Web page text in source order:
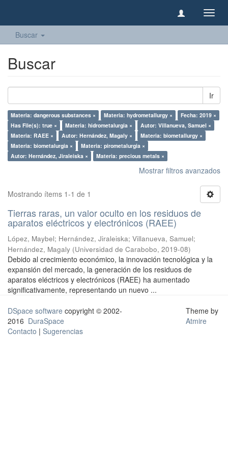
Buscar
Buscar
Ir
Materia: dangerous substances × Materia: hydrometallurgy ×
Fecha: 2019 ×
Has File(s): true ×
Materia: hidrometalurgia ×
Autor: Villanueva, Samuel ×
Materia: RAEE ×
Autor: Hernández, Magaly ×
Materia: biometallurgy ×
Materia: biometalurgia ×
Materia: pirometalurgia ×
Autor: Hernández, Jiraleiska ×
Materia: precious metals ×
Mostrar filtros avanzados
Mostrando ítems 1-1 de 1
Tierras raras, un valor oculto en los residuos de
aparatos eléctricos y electrónicos (RAEE)
López, Maybel; Hernández, Jiraleiska; Villanueva, Samuel;
Hernández, Magaly (Universidad de Carabobo, 2019-08)
Debido al crecimiento económico, la innovación tecnológica y la
expansión del mercado, la generación de los residuos de
aparatos eléctricos y electrónicos (RAEE) ha aumentado
significativamente, representando un nuevo ...
DSpace software copyright © 2002-
2016 DuraSpace
Contacto | Sugerencias
Theme by
Atmire